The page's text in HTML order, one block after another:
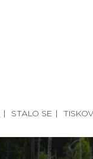
STALO SE